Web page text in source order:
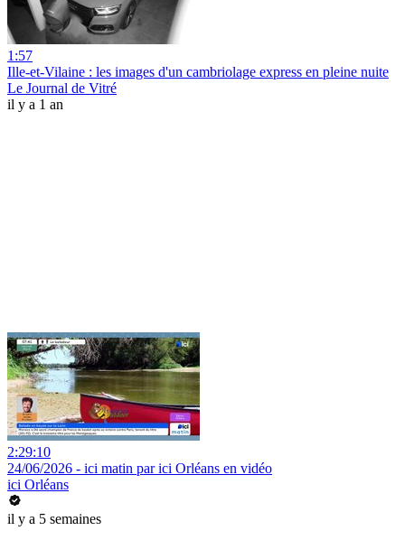
1:57
Ille-et-Vilaine : les images d'un cambriolage express en pleine nuite
Le Journal de Vitré
il y a 1 an
2:29:10
24/06/2026 - ici matin par ici Orléans en vidéo
ici Orléans
il y a 5 semaines